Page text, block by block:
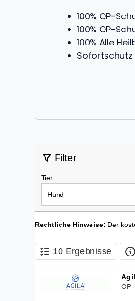
100% OP-
100% OP-
100% Alle